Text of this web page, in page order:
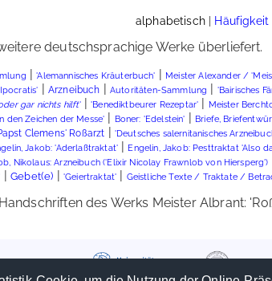
alphabetisch| Häufigkeit
deutschsprachige Werke überliefert.
|'Alemannisches Kräuterbuch' | Meister Alexander /
| Arzneibuch |Autoritäten-Sammlung | 'Bairisches
gar nichts hilft'|'Benediktbeurer Rezeptar' | Meister
den Zeichen der Messe' | Boner: 'Edelstein' | Briefe,
Clemens' Roßarzt | 'Deutsches salernitanisches
Jakob: 'Aderlaßtraktat' | Engelin, Jakob: Pesttraktat 'Also
Nikolaus: Arzneibuch ('Elixir Nicolay Frawnlob von Hiersperg')
|Gebet(e) | 'Geiertraktat' | Geistliche Texte / Traktate /
des Werks Meister Albrant: